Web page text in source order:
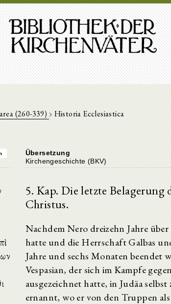
(260-339) Historia Ecclesiastica
Übersetzung
Kirchengeschichte (BKV)
5. Kap. Die letzte Belagerung
Christus.
Nachdem Nero dreizehn Jahre
hatte und die Herrschaft Galbas
Jahre und sechs Monaten beendet
Vespasian, der sich im Kampfe
ausgezeichnet hatte, in Judäa selbst
ernannt, wo er von den Truppen